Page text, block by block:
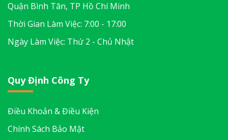
Quận Bình Tân, TP Hồ Chí Minh
Thời Gian Làm Việc: 7:00 - 17:00
Ngày Làm Việc: Thứ 2 - Chủ Nhật
Quy Định Công Ty
Điều Khoản & Điều Kiện
Chính Sách Bảo Mật